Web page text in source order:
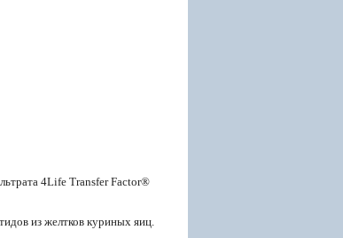
4Life Transfer Factor®
из желтков куриных яиц.